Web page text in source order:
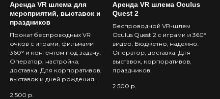
Аренда VR шлема для
мероприятий, выставок и
праздников
Прокат беспроводных VR
очков с играми, фильмами
360° и контентом под задачу.
Оператор, настройка,
доставка. Для корпоративов,
выставок и дней рождения.
2 500 р.
Аренда VR шлема Oculus
Quest 2
Беспроводной VR-шлем
Oculus Quest 2 с играми и 360°
видео. Бюджетно, надежно.
Оператор, доставка. Для
выставок, корпоративов,
праздников.
2 500 р.